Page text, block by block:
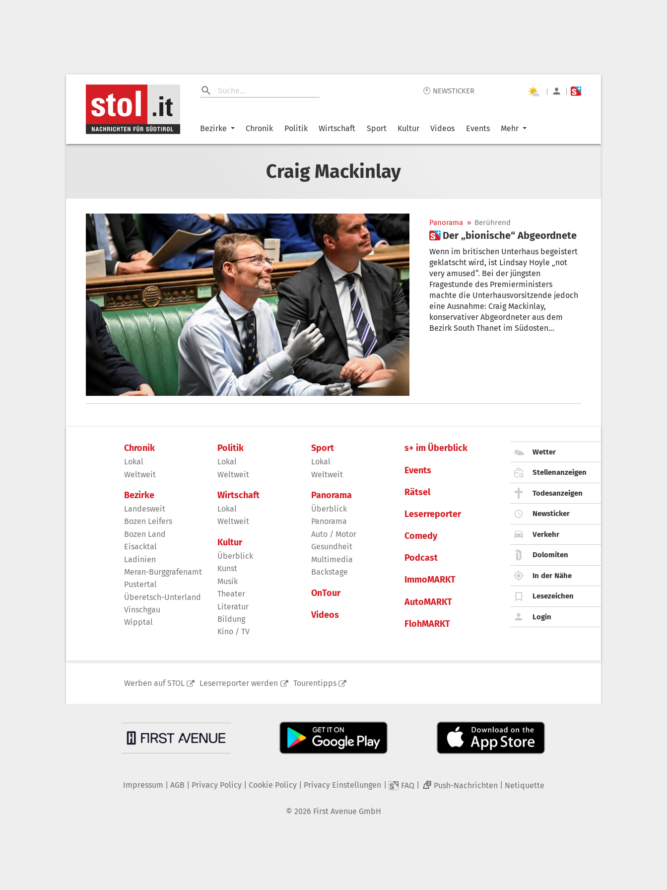
🕙 NEWSTICKER | |
Bezirke Chronik Politik Wirtschaft Sport Kultur Videos Events Mehr
Craig Mackinlay
Panorama » Berührend
 Der „bionische“ Abgeordnete
Wenn im britischen Unterhaus begeistert
geklatscht wird, ist Lindsay Hoyle „not
very amused“. Bei der jüngsten
Fragestunde des Premierministers
machte die Unterhausvorsitzende jedoch
eine Ausnahme: Craig Mackinlay,
konservativer Abgeordneter aus dem
Bezirk South Thanet im Südosten
Chronik
Lokal
Weltweit
Bezirke
Landesweit
Bozen Leifers
Bozen Land
Eisacktal
Ladinien
Meran-Burggrafenamt
Pustertal
Überetsch-Unterland
Vinschgau
Wipptal
Politik
Lokal
Weltweit
Wirtschaft
Lokal
Weltweit
Kultur
Überblick
Kunst
Musik
Theater
Literatur
Bildung
Kino / TV
Sport
Lokal
Weltweit
Panorama
Überblick
Panorama
Auto / Motor
Gesundheit
Multimedia
Backstage
OnTour
Videos
s+ im Überblick
Events
Rätsel
Leserreporter
Comedy
Podcast
ImmoMARKT
AutoMARKT
FlohMARKT
Wetter
Stellenanzeigen
Todesanzeigen
Newsticker
Verkehr
Dolomiten
In der Nähe
Lesezeichen
Login
Werben auf STOL Leserreporter werden Tourentipps
Impressum AGB Privacy Policy| Cookie Policy| Privacy Einstellungen FAQ 2 Push-Nachrichten Netiquette
© 2026 First Avenue GmbH